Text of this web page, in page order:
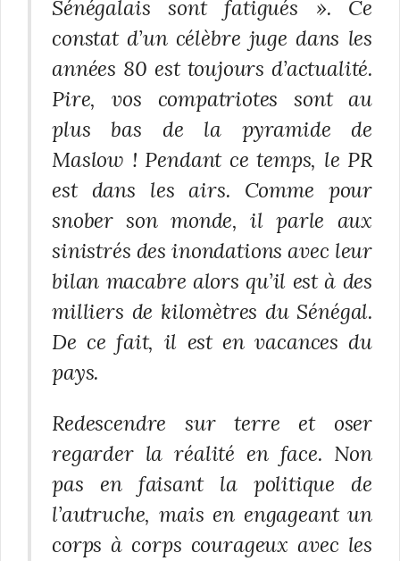
Sénégalais sont fatigués ». Ce
constat d’un célèbre juge dans les
années 80 est toujours d’actualité.
Pire, vos compatriotes sont au
plus bas de la pyramide de
Maslow ! Pendant ce temps, le PR
est dans les airs. Comme pour
snober son monde, il parle aux
sinistrés des inondations avec leur
bilan macabre alors qu’il est à des
milliers de kilomètres du Sénégal.
De ce fait, il est en vacances du
pays.
Redescendre sur terre et oser
regarder la réalité en face. Non
pas en faisant la politique de
l’autruche, mais en engageant un
corps à corps courageux avec les